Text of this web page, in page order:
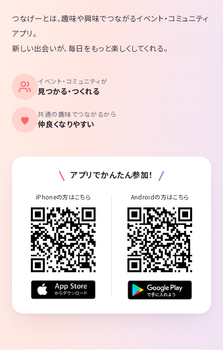
つなげーとは、趣味や興味でつながるイベント・コミュニティ
アプリ。
新しい出会いが、毎日をもっと楽しくしてくれる。
イベント・コミュニティが
見つかる・つくれる
共通の趣味でつながるから
仲良くなりやすい
アプリでかんたん参加！
iPhoneの方はこちら Androidの方はこちら